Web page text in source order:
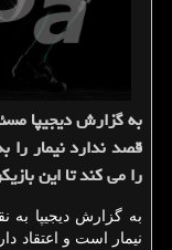
به گزارش دیجیپا
قصد ندارد نیمار را
را می كند تا این
به گزارش دیجیپا به
نیمار است و اعتقاد